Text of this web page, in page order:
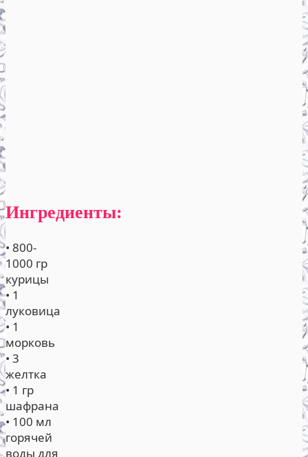
Ингредиенты:
• 800-
1000 гр
курицы
• 1
луковица
• 1
морковь
• 3
желтка
• 1 гр
шафрана
• 100 мл
горячей
воды для